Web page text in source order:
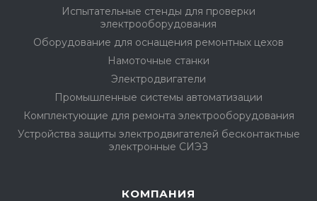
Испытательные стенды для проверки
электрооборудования
Оборудование для оснащения ремонтных цехов
Намоточные станки
Электродвигатели
Промышленные системы автоматизации
Комплектующие для ремонта электрооборудования
Устройства защиты электродвигателей бесконтактные
электронные СИЭЗ
КОМПАНИЯ